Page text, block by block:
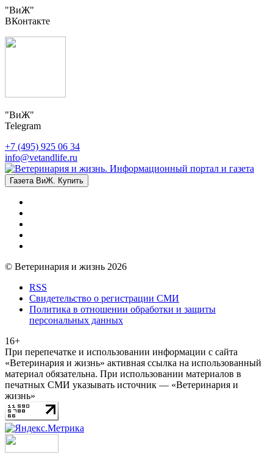
"ВиЖ"
ВКонтакте
"ВиЖ"
Telegram
+7 (495) 925 06 34
info@vetandlife.ru
Газета ВиЖ. Купить
© Ветеринария и жизнь 2026
RSS
Свидетельство о регистрации СМИ
Политика в отношении обработки и защиты
персональных данных
16+
При перепечатке и использовании информации с сайта
«Ветеринария и жизнь» активная ссылка на использованный
материал обязательна. При использовании материалов в
печатных СМИ указывать источник — «Ветеринария и
жизнь»